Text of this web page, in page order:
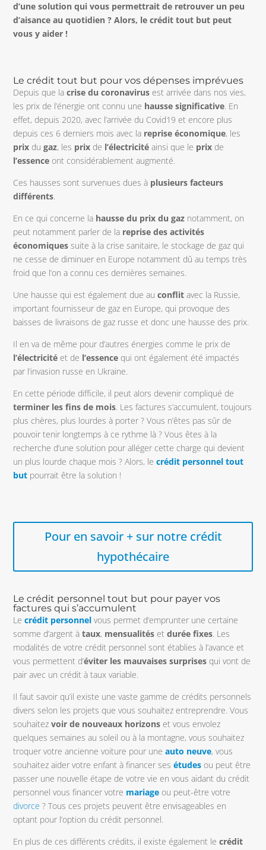
d’une solution qui vous permettrait de retrouver un peu
d’aisance au quotidien ? Alors, le crédit tout but peut
vous y aider !
Le crédit tout but pour vos dépenses imprévues
Depuis que lacrise du coronavirus est arrivée dans nos vies,
les prix de l’énergie ont connu une hausse significative. En
effet, depuis 2020, avec l’arrivée du Covid19 et encore plus
depuis ces 6 derniers mois avec la reprise économique, les
prix dugaz, les prix de l’électricité ainsi que le prix de
l’essence ont considérablement augmenté.
Ces hausses sont survenues dues à plusieurs facteurs
différents.
En ce qui concerne la hausse du prix du gaz notamment, on
peut notamment parler de la reprise des activités
économiques suite à la crise sanitaire, le stockage de gaz qui
ne cesse de diminuer en Europe notamment dû au temps très
froid que l’on a connu ces dernières semaines.
Une hausse qui est également due auconflit avec la Russie,
important fournisseur de gaz en Europe, qui provoque des
baisses de livraisons de gaz russe et donc une hausse des prix.
Il en va de même pour d’autres énergies comme le prix de
l’électricité et de l’essence qui ont également été impactés
par l’invasion russe en Ukraine.
En cette période difficile, il peut alors devenir compliqué de
terminer les fins de mois. Les factures s’accumulent, toujours
plus chères, plus lourdes à porter ? Vous n’êtes pas sûr de
pouvoir tenir longtemps à ce rythme là ? Vous êtes à la
recherche d’une solution pour alléger cette charge qui devient
un plus lourde chaque mois ? Alors, lecrédit personnel tout
but pourrait être la solution !
Pour en savoir + sur notre crédit
hypothécaire
Le crédit personnel tout but pour payer vos
factures qui s’accumulent
Lecrédit personnel vous permet d’emprunter une certaine
somme d’argent àtaux, mensualités etdurée fixes. Les
modalités de votre crédit personnel sont établies à l’avance et
vous permettent d’éviter les mauvaises surprises qui vont de
pair avec un crédit à taux variable.
Il faut savoir qu’il existe une vaste gamme de crédits personnels
divers selon les projets que vous souhaitez entreprendre. Vous
souhaitezvoir de nouveaux horizons et vous envolez
quelques semaines au soleil ou à la montagne, vous souhaitez
troquer votre ancienne voiture pour uneauto neuve, vous
souhaitez aider votre enfant à financer sesétudes ou peut être
passer une nouvelle étape de votre vie en vous aidant du crédit
personnel vous financer votre mariage ou peut-être votre
divorce ? Tous ces projets peuvent être envisageables en
optant pour l’option du crédit personnel.
En plus de ces différents crédits, il existe également le crédit